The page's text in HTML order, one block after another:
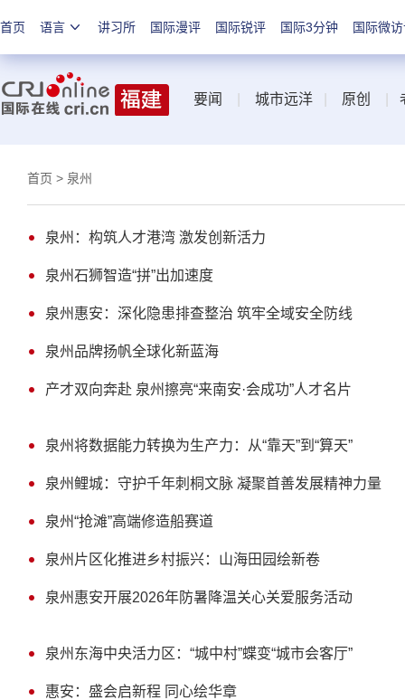
首页 语言 讲习所 国际漫评 国际锐评 国际3分钟 国际微
要闻 城市远洋 原创
首页 > 泉州
泉州：构筑人才港湾 激发创新活力
泉州石狮智造“拼”出加速度
泉州惠安：深化隐患排查整治 筑牢全域安全防线
泉州品牌扬帆全球化新蓝海
产才双向奔赴 泉州擦亮“来南安·会成功”人才名片
泉州将数据能力转换为生产力：从“靠天”到“算天”
泉州鲤城：守护千年刺桐文脉 凝聚首善发展精神力量
泉州“抢滩”高端修造船赛道
泉州片区化推进乡村振兴：山海田园绘新卷
泉州惠安开展2026年防暑降温关心关爱服务活动
泉州东海中央活力区：“城中村”蝶变“城市会客厅”
惠安：盛会启新程 同心绘华章